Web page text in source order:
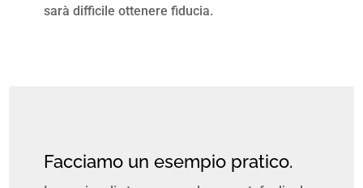
sarà difficile ottenere fiducia.
Facciamo un esempio pratico.